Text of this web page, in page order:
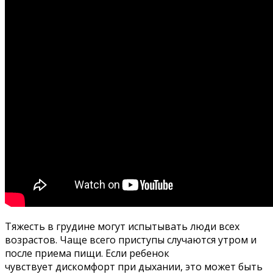
Тяжесть в грудине могут испытывать люди всех
возрастов. Чаще всего приступы случаются утром и
после приема пищи. Если ребенок
чувствует дискомфорт при дыхании, это может быть